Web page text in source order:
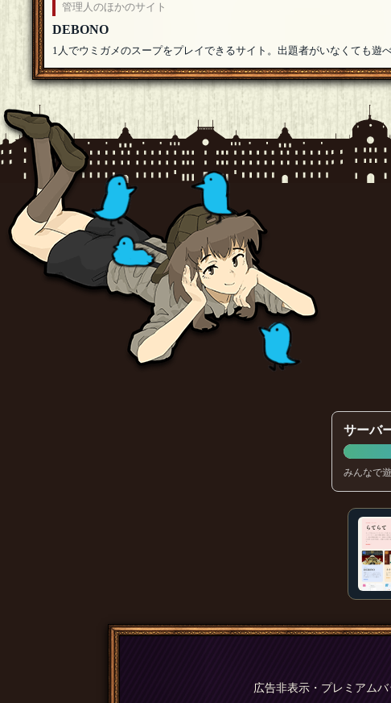
管理人のほかのサイト
DEBONO
1人でウミガメのスープをプレイできるサイト。出題者がいなくても遊べ
サーバ
みんなで
広告非表示・プレミアム